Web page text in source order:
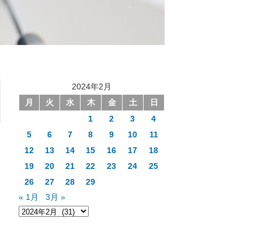
2024年2月
月
火 水 木 金 土
日
1
2 3
4
5
6 7 8 9 10
11
12
13 14 15 16 17
18
19
20 21 22 23 24
25
26
27 28
29
« 1月
3月 »